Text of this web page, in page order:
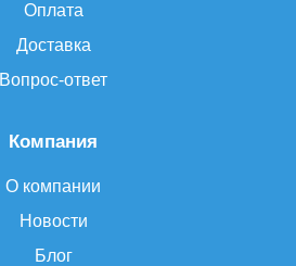
Компания
О компании
Новости
Блог
Оплата
Доставка
Вопрос-ответ